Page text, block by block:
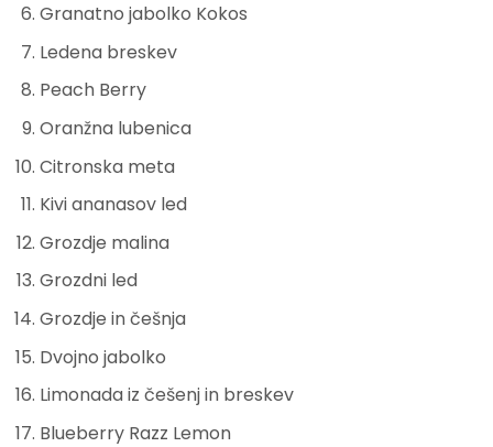
Granatno jabolko Kokos
Ledena breskev
Peach Berry
Oranžna lubenica
Citronska meta
Kivi ananasov led
Grozdje malina
Grozdni led
Grozdje in češnja
Dvojno jabolko
Limonada iz češenj in breskev
Blueberry Razz Lemon